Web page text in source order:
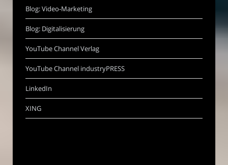
Blog: Video-Marketing
Blog: Digitalisierung
YouTube Channel Verlag
YouTube Channel industryPRESS
LinkedIn
XING